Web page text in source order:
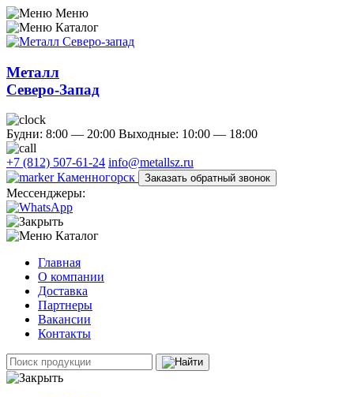
Меню
Каталог
Металл
Северо-Запад
Будни: 8:00 — 20:00 Выходные: 10:00 — 18:00
+7 (812) 507-61-24 info@metallsz.ru
Каменногорск
Заказать обратный звонок
Мессенджеры:
Каталог
Главная
О компании
Доставка
Партнеры
Вакансии
Контакты